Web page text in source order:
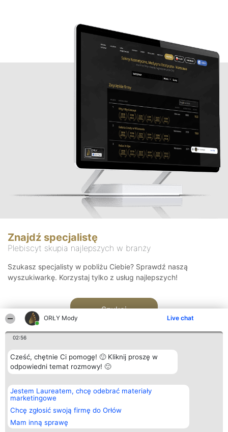
ORŁY Mody Live chat
02:56
Cześć, chętnie Ci pomogę! 🙂 Kliknij proszę w
odpowiedni temat rozmowy! 🙂
Jestem Laureatem, chcę odebrać materiały
marketingowe
Chcę zgłosić swoją firmę do Orłów
Mam inną sprawę
Znajdź specjalistę
Plebiscyt skupia najlepszych w branży
Szukasz specjalisty w pobliżu Ciebie? Sprawdź naszą
wyszukiwarkę. Korzystaj tylko z usług najlepszych!
Szukaj
Organizator plebiscytu
Bright Side Solutions sp. z o.
o. sp. k.
ul. Ruska 22
Wrocław 50-079
KRS 0000749100 | Regon
381313360 | NIP 8943132676
Plebiscyt
Laureaci
wszystkich
Laureatów
Regulamin
Kontakt
Kontakt